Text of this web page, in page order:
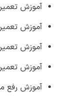
آموزش
آموزش
آموزش
آموزش
آموزش رفع